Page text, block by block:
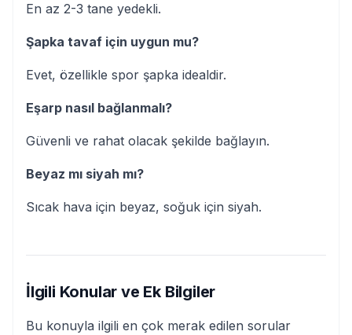
En az 2-3 tane yedekli.
Şapka tavaf için uygun mu?
Evet, özellikle spor şapka idealdir.
Eşarp nasıl bağlanmalı?
Güvenli ve rahat olacak şekilde bağlayın.
Beyaz mı siyah mı?
Sıcak hava için beyaz, soğuk için siyah.
İlgili Konular ve Ek Bilgiler
Bu konuyla ilgili en çok merak edilen sorular